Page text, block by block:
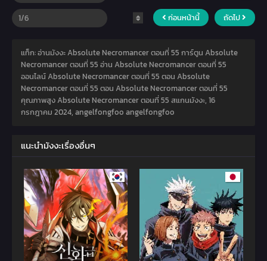
ก่อนหน้านี้ ถัดไป
แท็ก: อ่านมังงะ Absolute Necromancer ตอนที่ 55 การ์ตูน Absolute
Necromancer ตอนที่ 55 อ่าน Absolute Necromancer ตอนที่ 55
ออนไลน์ Absolute Necromancer ตอนที่ 55 ตอน Absolute
Necromancer ตอนที่ 55 ตอน Absolute Necromancer ตอนที่ 55
คุณภาพสูง Absolute Necromancer ตอนที่ 55 สแกนมังงะ, 16
กรกฎาคม 2024, angelfongfoo angelfongfoo
แนะนำมังงะเรื่องอื่นๆ